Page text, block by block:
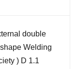
double
Welding
) D 1.1